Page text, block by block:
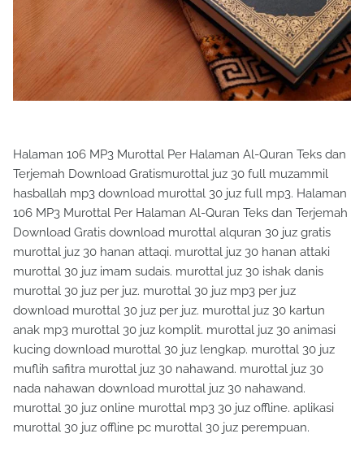
Halaman 106 MP3 Murottal Per Halaman Al-Quran Teks dan
Terjemah Download Gratismurottal juz 30 full muzammil
hasballah mp3 download murottal 30 juz full mp3. Halaman
106 MP3 Murottal Per Halaman Al-Quran Teks dan Terjemah
Download Gratis download murottal alquran 30 juz gratis
murottal juz 30 hanan attaqi. murottal juz 30 hanan attaki
murottal 30 juz imam sudais. murottal juz 30 ishak danis
murottal 30 juz per juz. murottal 30 juz mp3 per juz
download murottal 30 juz per juz. murottal juz 30 kartun
anak mp3 murottal 30 juz komplit. murottal juz 30 animasi
kucing download murottal 30 juz lengkap. murottal 30 juz
muflih safitra murottal juz 30 nahawand. murottal juz 30
nada nahawan download murottal juz 30 nahawand.
murottal 30 juz online murottal mp3 30 juz offline. aplikasi
murottal 30 juz offline pc murottal 30 juz perempuan.